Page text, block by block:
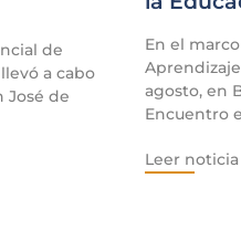
de
a cabo
José de
En el
agosto, en
Encuentro
Leer noticia